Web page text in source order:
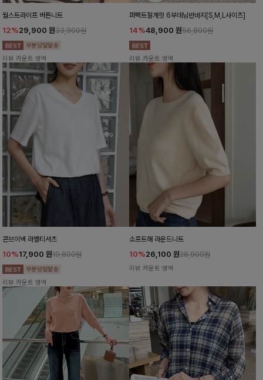
월스트라이프 버튼니트
12%29,900 원33,900원
리뷰 카운트 영역
퍼펙트절개핏 6부데님반바지[S,M,L사이즈]
14%48,900 원56,800원
리뷰 카운트 영역
콘브이넥 라벨티셔츠
10%17,900 원19,800원
리뷰 카운트 영역
소프트해 라운드니트
10%26,100 원28,900원
리뷰 카운트 영역